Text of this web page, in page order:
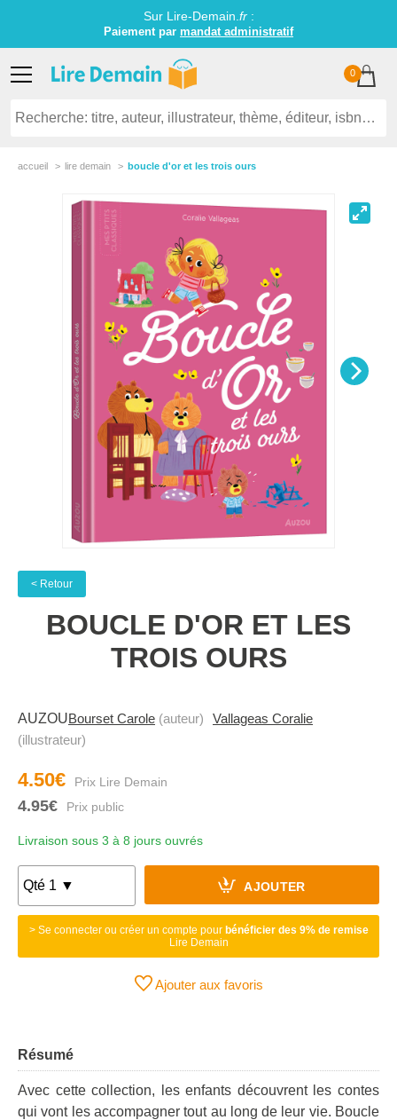
Sur Lire-Demain. fr:
Paiement par mandat administratif
0
accueil lire demain boucle d'or et les trois ours
< Retour
BOUCLE D'OR ET LES
TROIS OURS
AUZOUBourset Carole (auteur)
Vallageas Coralie
(illustrateur)
4.50€
4.95€
Livraison sous 3 à 8 jours ouvrés
AJOUTER
> Se connecter ou créer un compte pour bénéficier des 9% de remise
Lire Demain
Ajouter aux favoris
Résumé
Avec cette collection, les enfants découvrent les contes
qui vont les accompagner tout au long de leur vie. Boucle